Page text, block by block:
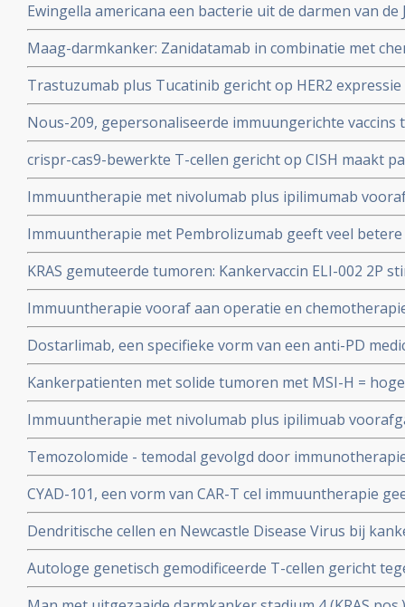
Ewingella americana een bacterie uit de darmen van
Dryophytes japonicus geeft bij muizen met
100 procent duurzame complete remissies en
Maag-darmkanker: Zanidatamab in combinatie met
aangevuld met tislelizumab, geeft uitstekende
positieve, gevorderde of uitgezaaide maag- en
Trastuzumab plus Tucatinib gericht op HER2
belastende operatie als eerstelijns behandeling bij
rectumkanker met betere kwaliteit van leven omdat
Nous-209, gepersonaliseerde immuungerichte vaccins
resultaten bij het voorkomen van erfelijke kanker bij
Lynchsyndroom, waaronder blaaskanker,
copy 1
crispr-cas9-bewerkte T-cellen gericht op CISH maakt
darmkanker en GIST alsnog gevoelig voor
Immuuntherapie met nivolumab plus ipilimumab
darmkankerpatienten met hoge waarden van
repair deficient (MSI-H/dMMR) blijkt zeer effectief.
Immuuntherapie met Pembrolizumab geeft veel
overleving (48 vs 18 procent op 2 jaars meting) dan
darmkanker met MSI-H/dMMR - of afwijkende
KRAS gemuteerde tumoren: Kankervaccin ELI-002 2P
bij patiënten met voor immuuntherapie ongevoelige
verbeterde de ziekteprogressieve tijd bij patienten
darmkanker copy 1 co
Immuuntherapie vooraf aan operatie en
kankerpatiënten met maagkanker en met tumoren op
naar de maag copy 2
Dostarlimab, een specifieke vorm van een anti-PD
alle 12 patienten met operabele rectumkanker met
deficiëntie en was geen operatie meer nodig.
Kankerpatienten met solide tumoren met MSI-H =
mismatch reparatie (dMMR) reageren uitstekend op
pembrolizumab vooraf aan operatie met 65 tot 80
Immuuntherapie met nivolumab plus ipilimuab
geeft uitstekende resultaten met duurzame klinische
Temozolomide - temodal gevolgd door
dosis ipilimumab plus nivolumab geeft hoopgevende
microsatellietstabiel en MGMT-gedempte uitgezaaide
CYAD-101, een vorm van CAR-T cel immuuntherapie
uitgezaaide darmkanker zonder dat graft-versus-host-
Dendritische cellen en Newcastle Disease Virus bij
spijsverteringskanker geeft significant betere
gerandomiseerde studie bij 335 patiënten. copy 2
Autologe genetisch gemodificeerde T-cellen gericht
(HPV) 16 E6 geeft bij patienten met vergevorderde